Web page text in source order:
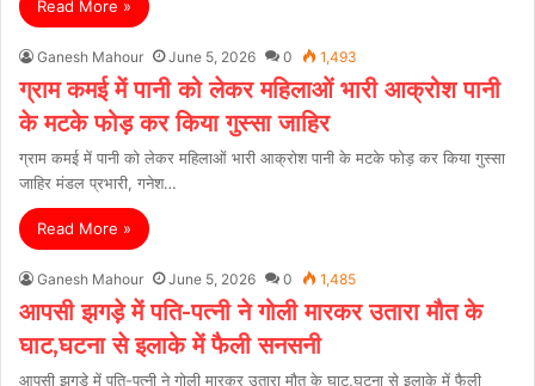
Read More »
Ganesh Mahour June 5, 2026 0 1,493
ग्राम कमई में पानी को लेकर महिलाओं भारी आक्रोश पानी
के मटके फोड़ कर किया गुस्सा जाहिर
ग्राम कमई में पानी को लेकर महिलाओं भारी आक्रोश पानी के मटके फोड़ कर किया गुस्सा
जाहिर मंडल प्रभारी, गनेश…
Read More »
Ganesh Mahour June 5, 2026 0 1,485
आपसी झगड़े में पति-पत्नी ने गोली मारकर उतारा मौत के
घाट,घटना से इलाके में फैली सनसनी
आपसी झगड़े में पति-पत्नी ने गोली मारकर उतारा मौत के घाट,घटना से इलाके में फैली